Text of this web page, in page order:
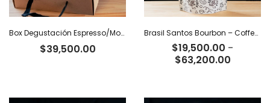
Box Degustación Espresso/Moka – 400 g
$39,500.00
Brasil Santos Bourbon – Coffee Tiger Co
$19,500.00 -
$63,200.00Rango
desde